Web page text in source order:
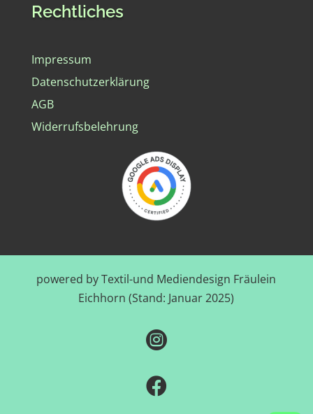
Rechtliches
Impressum
Datenschutzerklärung
AGB
Widerrufsbelehrung
powered by Textil-und Mediendesign Fräulein
Eichhorn (Stand: Januar 2025)

